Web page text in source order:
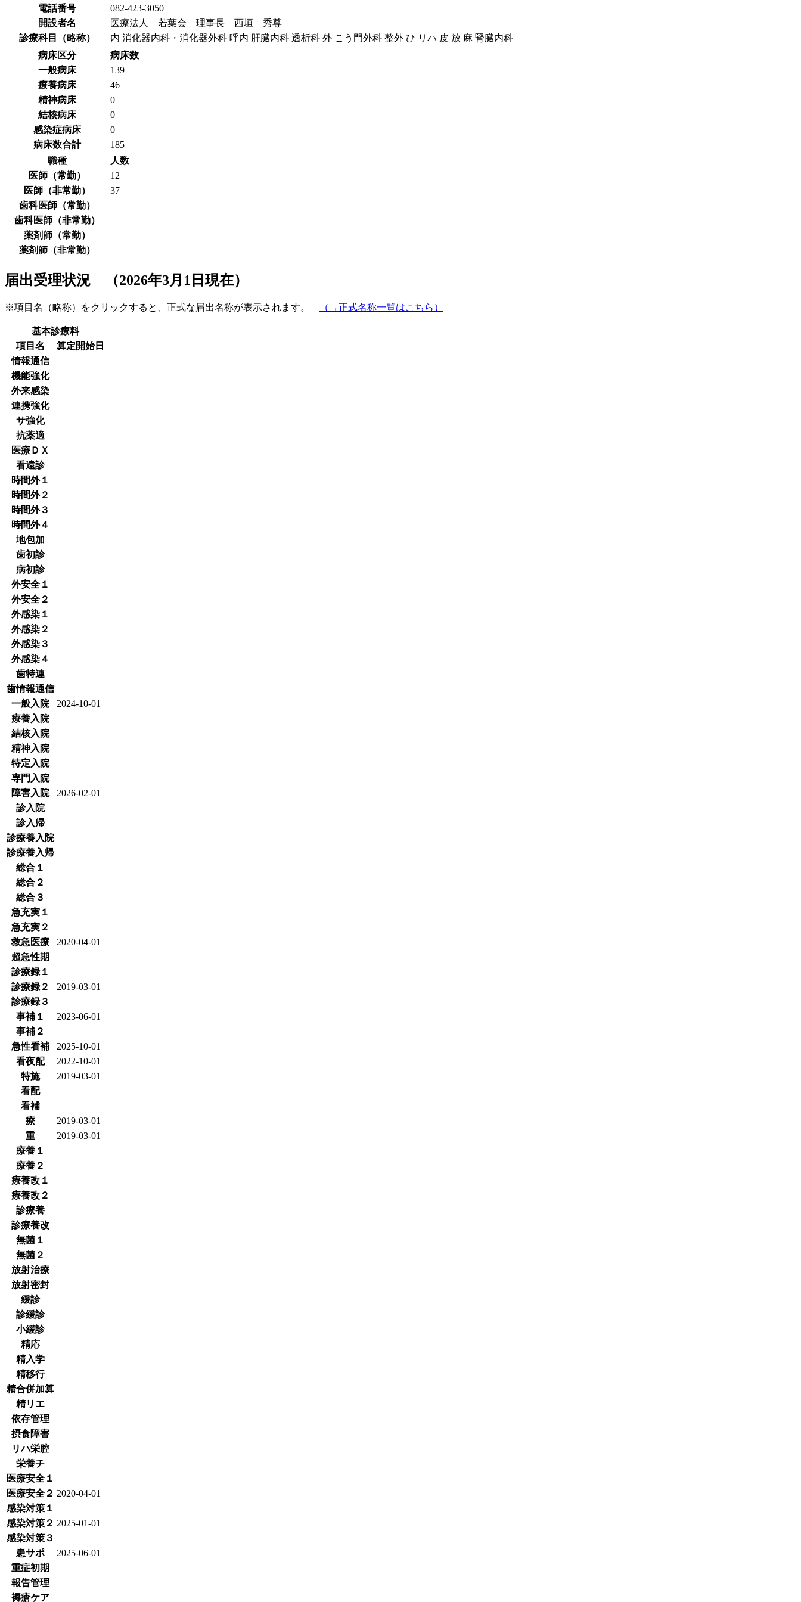
電話番号
082-423-3050
開設者名
医療法人 若葉会 理事長 西垣 秀尊
診療科目（略称）
内 消化器内科・消化器外科 呼内 肝臓内科 透析科 外 こう門外科 整外 ひ リハ 皮 放 麻 腎臓内科
病床区分
病床数
一般病床
139
療養病床
46
精神病床
0
結核病床
0
感染症病床
0
病床数合計
185
職種
人数
医師（常勤）
12
医師（非常勤）
37
歯科医師（常勤）
歯科医師（非常勤）
薬剤師（常勤）
薬剤師（非常勤）
届出受理状況 （2026年3月1日現在）
※項目名（略称）をクリックすると、正式な届出名称が表示されます。 （→正式名称一覧はこちら）
基本診療料
項目名
算定開始日
情報通信
機能強化
外来感染
連携強化
サ強化
抗薬適
医療ＤＸ
看遠診
時間外１
時間外２
時間外３
時間外４
地包加
歯初診
病初診
外安全１
外安全２
外感染１
外感染２
外感染３
外感染４
歯特連
歯情報通信
一般入院
2024-10-01
療養入院
結核入院
精神入院
特定入院
専門入院
障害入院
2026-02-01
診入院
診入帰
診療養入院
診療養入帰
総合１
総合２
総合３
急充実１
急充実２
救急医療
2020-04-01
超急性期
診療録１
診療録２
2019-03-01
診療録３
事補１
2023-06-01
事補２
急性看補
2025-10-01
看夜配
2022-10-01
特施
2019-03-01
看配
看補
療
2019-03-01
重
2019-03-01
療養１
療養２
療養改１
療養改２
診療養
診療養改
無菌１
無菌２
放射治療
放射密封
緩診
診緩診
小緩診
精応
精入学
精移行
精合併加算
精リエ
依存管理
摂食障害
リハ栄腔
栄養チ
医療安全１
医療安全２ 2020-04-01
感染対策１
感染対策２ 2025-01-01
感染対策３
患サポ
2025-06-01
重症初期
報告管理
褥瘡ケア